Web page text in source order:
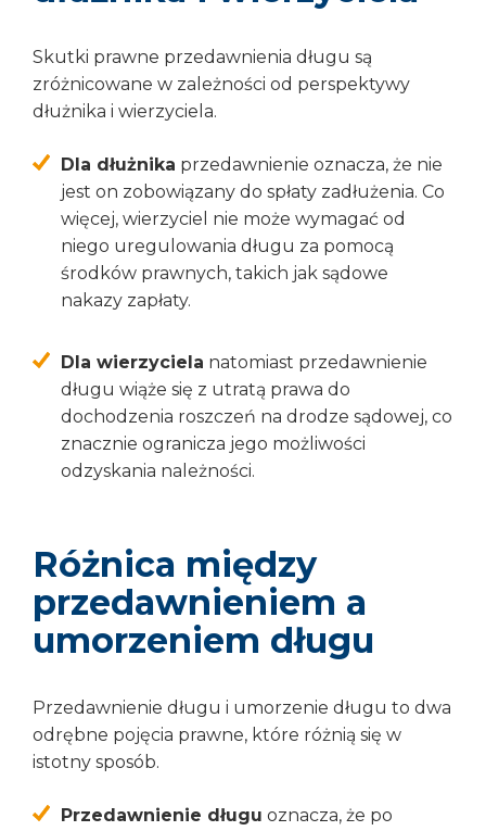
Skutki prawne przedawnienia długu są
zróżnicowane w zależności od perspektywy
dłużnika i wierzyciela.
Dla dłużnika przedawnienie oznacza, że nie
jest on zobowiązany do spłaty zadłużenia. Co
więcej, wierzyciel nie może wymagać od
niego uregulowania długu za pomocą
środków prawnych, takich jak sądowe
nakazy zapłaty.
Dla wierzyciela natomiast przedawnienie
długu wiąże się z utratą prawa do
dochodzenia roszczeń na drodze sądowej, co
znacznie ogranicza jego możliwości
odzyskania należności.
Różnica między
przedawnieniem a
umorzeniem długu
Przedawnienie długu i umorzenie długu to dwa
odrębne pojęcia prawne, które różnią się w
istotny sposób.
Przedawnienie długu oznacza, że po